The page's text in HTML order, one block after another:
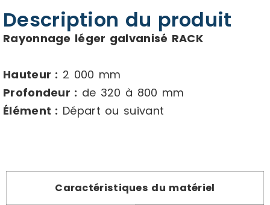
Description du produit
Rayonnage léger galvanisé RACK
Hauteur : 2 000 mm
Profondeur : de 320 à 800 mm
Élément : Départ ou suivant
Caractéristiques du matériel